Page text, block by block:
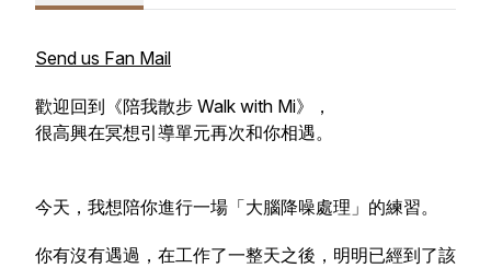
Send us Fan Mail
歡迎回到《陪我散步 Walk with Mi》，
很高興在冥想引導單元再次和你相遇。
今天，我想陪你進行一場「大腦降噪處理」的練習。
你有沒有遇過，在工作了一整天之後，明明已經到了該